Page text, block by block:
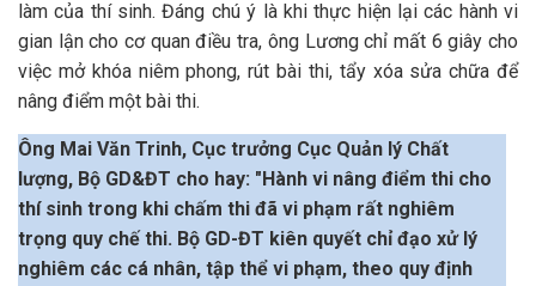
làm của thí sinh. Đáng chú ý là khi thực hiện lại các hành vi
gian lận cho cơ quan điều tra, ông Lương chỉ mất 6 giây cho
việc mở khóa niêm phong, rút bài thi, tẩy xóa sửa chữa để
nâng điểm một bài thi.
Ông Mai Văn Trinh, Cục trưởng Cục Quản lý Chất
lượng, Bộ GD&ĐT cho hay: "Hành vi nâng điểm thi cho
thí sinh trong khi chấm thi đã vi phạm rất nghiêm
trọng quy chế thi. Bộ GD-ĐT kiên quyết chỉ đạo xử lý
nghiêm các cá nhân, tập thể vi phạm, theo quy định